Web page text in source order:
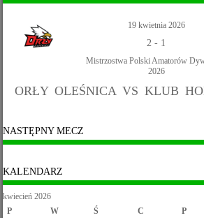
19 kwietnia 2026
2 - 1
Mistrzostwa Polski Amatorów
2026
ORŁY OLEŚNICA VS KLUB
NASTĘPNY MECZ
KALENDARZ
kwiecień 2026
P
W Ś C P